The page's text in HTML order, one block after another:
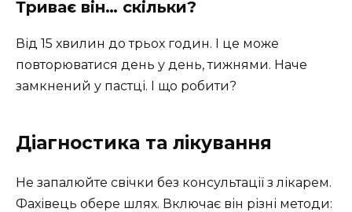
Триває він… скільки?
Від 15 хвилин до трьох годин. І це може
повторюватися день у день, тижнями. Наче
замкнений у пастці. І що робити?
Діагностика та лікування
Не запалюйте свічки без консультації з лікарем.
Фахівець обере шлях. Включає він різні методи: